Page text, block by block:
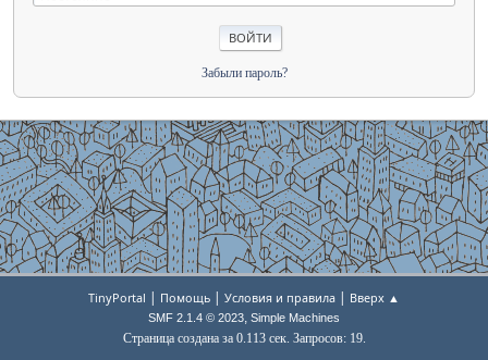
Забыли пароль?
TinyPortal | Помощь | Условия и правила | Вверх ▲
SMF 2.1.4 © 2023, Simple Machines
Страница создана за 0.113 сек. Запросов: 19.